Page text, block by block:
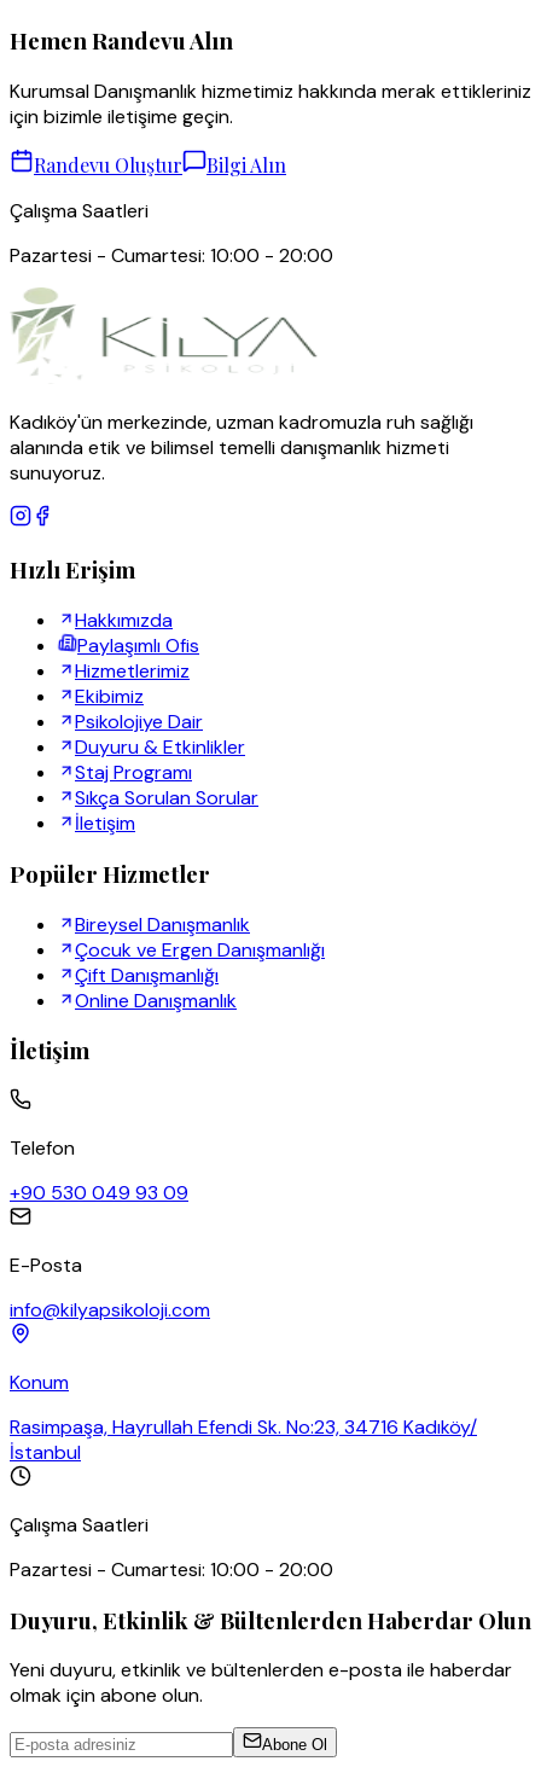
Hemen Randevu Alın
Kurumsal Danışmanlıkhizmetimiz hakkında merak ettikleriniz
için bizimle iletişime geçin.
Randevu Oluştur
Bilgi Alın
Çalışma Saatleri
Pazartesi - Cumartesi: 10:00 - 20:00
Kadıköy'ün merkezinde, uzman kadromuzla ruh sağlığı
alanında etik ve bilimsel temelli danışmanlık hizmeti
sunuyoruz.
Hızlı Erişim
Hakkımızda
Paylaşımlı Ofis
Hizmetlerimiz
Ekibimiz
Psikolojiye Dair
Duyuru & Etkinlikler
Staj Programı
Sıkça Sorulan Sorular
İletişim
Popüler Hizmetler
Bireysel Danışmanlık
Çocuk ve Ergen Danışmanlığı
Çift Danışmanlığı
Online Danışmanlık
İletişim
Telefon
+90 530 049 93 09
E-Posta
info@kilyapsikoloji.com
Konum
Rasimpaşa, Hayrullah Efendi Sk. No:23, 34716 Kadıköy/
İstanbul
Çalışma Saatleri
Pazartesi - Cumartesi: 10:00 - 20:00
Duyuru, Etkinlik & Bültenlerden Haberdar Olun
Yeni duyuru, etkinlik ve bültenlerden e-posta ile haberdar
olmak için abone olun.
Abone Ol